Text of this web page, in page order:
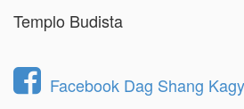
Templo Budista
Facebook Dag Shang